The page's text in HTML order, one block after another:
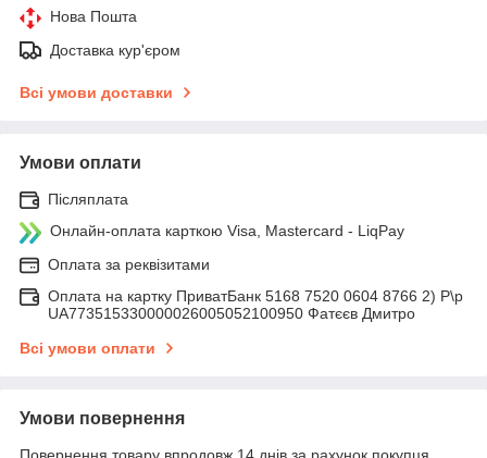
Нова Пошта
Доставка кур'єром
Всі умови доставки
Умови оплати
Післяплата
Онлайн-оплата карткою Visa, Mastercard - LiqPay
Оплата за реквізитами
Оплата на картку ПриватБанк 5168 7520 0604 8766 2) Р\р
UA773515330000026005052100950 Фатєєв Дмитро
Всі умови оплати
Умови повернення
Повернення товару впродовж 14 днів за рахунок покупця